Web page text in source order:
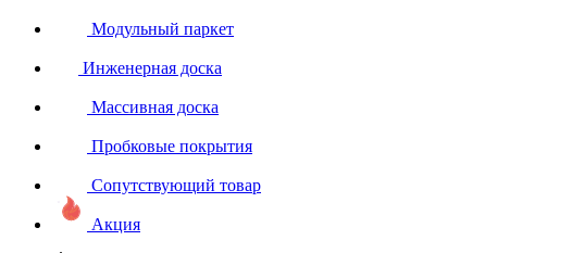
Модульный паркет
Инженерная доска
Массивная доска
Пробковые покрытия
Сопутствующий товар
Акция